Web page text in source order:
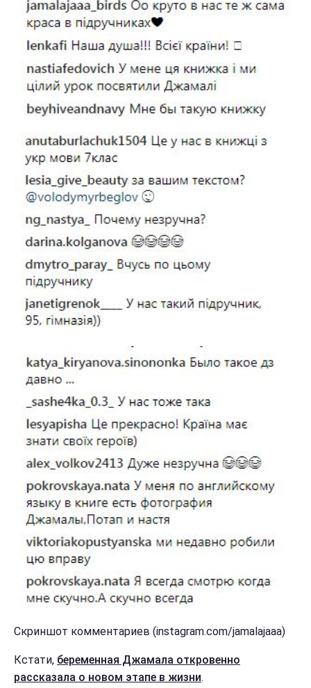
Скриншот комментариев (instagram.com/jamalajaaa)
Кстати, беременная Джамала откровенно
рассказала о новом этапе в жизни.